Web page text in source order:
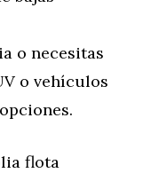
o necesitas
o vehículos
flota